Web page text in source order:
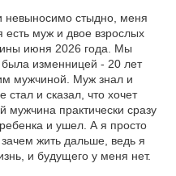
невыносимо стыдно, меня
муж и двое взрослых
июня 2026 года. Мы
изменницей - 20 лет
мужчиной. Муж знал и
и сказал, что хочет
мужчина практически сразу
и ушел. А я просто
жить дальше, ведь я
и будущего у меня нет.